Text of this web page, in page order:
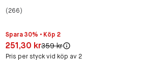
(266)
Spara 30% • Köp 2
Pris: 251,30 kr
251,30 krOriginal pris:
359 kr
Pris per styck vid köp av 2